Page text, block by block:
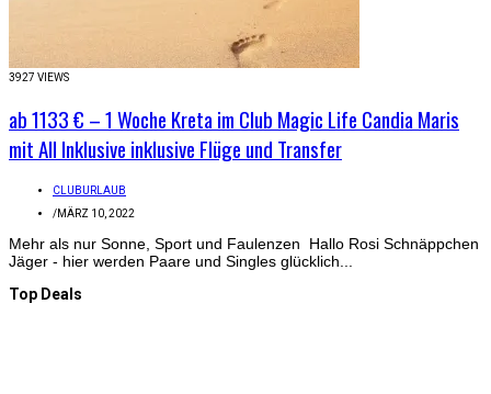
3927 VIEWS
ab 1133 € – 1 Woche Kreta im Club Magic Life Candia Maris
mit All Inklusive inklusive Flüge und Transfer
CLUBURLAUB
/MÄRZ 10, 2022
Mehr als nur Sonne, Sport und Faulenzen Hallo Rosi Schnäppchen
Jäger - hier werden Paare und Singles glücklich...
Top Deals